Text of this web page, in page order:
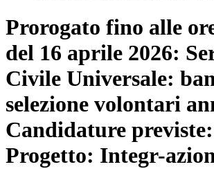
Prorogato fino alle
del 16 aprile 2026:
Civile Universale:
selezione volontari
Candidature
Progetto: Integr-